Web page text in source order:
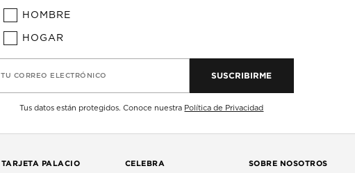
HOMBRE
HOGAR
TU CORREO ELECTRÓNICO SUSCRIBIRME
Tus datos están protegidos. Conoce nuestra Política de Privacidad
TARJETA PALACIO CELEBRA SOBRE NOSOTROS